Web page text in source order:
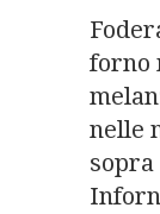
forno
nelle